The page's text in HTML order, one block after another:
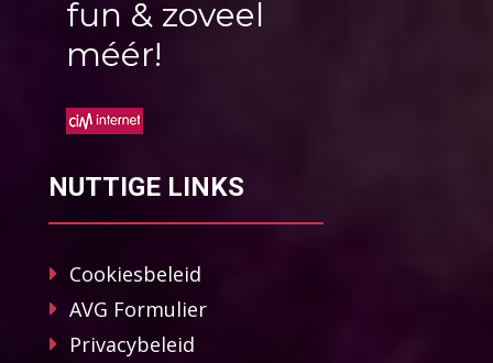
fun & zoveel
méér!
NUTTIGE LINKS
Cookiesbeleid
AVG Formulier
Privacybeleid